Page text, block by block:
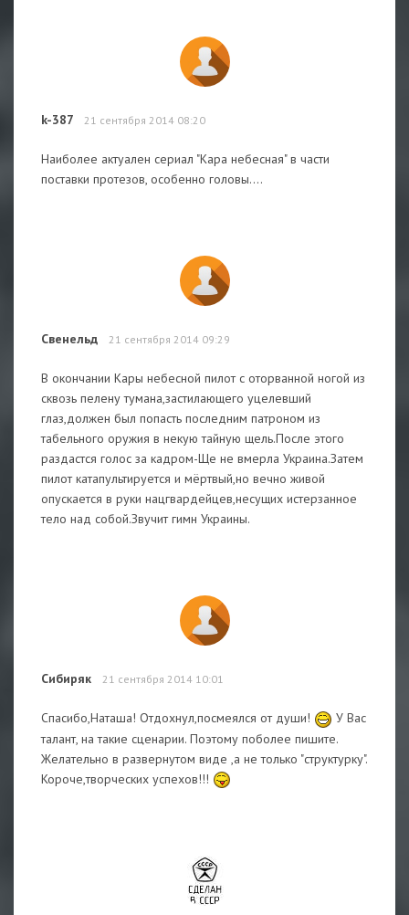
k-387 21 сентября 2014 08:20
Наиболее актуален сериал "Кара небесная" в части
поставки протезов, особенно головы....
Свенельд 21 сентября 2014 09:29
В окончании Кары небесной пилот с оторванной ногой из
сквозь пелену тумана,застилающего уцелевший
глаз,должен был попасть последним патроном из
табельного оружия в некую тайную щель.После этого
раздастся голос за кадром-Ще не вмерла Украина.Затем
пилот катапультируется и мёртвый,но вечно живой
опускается в руки нацгвардейцев,несущих истерзанное
тело над собой.Звучит гимн Украины.
Сибиряк 21 сентября 2014 10:01
Спасибо,Наташа! Отдохнул,посмеялся от души!
У Вас
талант, на такие сценарии. Поэтому поболее пишите.
Желательно в развернутом виде ,а не только "структурку".
Короче,творческих успехов!!!